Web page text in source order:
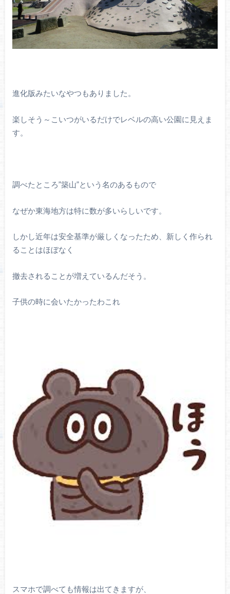
進化版みたいなやつもありました。
楽しそう～こいつがいるだけでレベルの高い公園に見えま
す。
調べたところ”築山”という名のあるもので
なぜか東海地方は特に数が多いらしいです。
しかし近年は安全基準が厳しくなったため、新しく作られ
ることはほぼなく
撤去されることが増えているんだそう。
子供の時に会いたかったわこれ
スマホで調べても情報は出てきますが、